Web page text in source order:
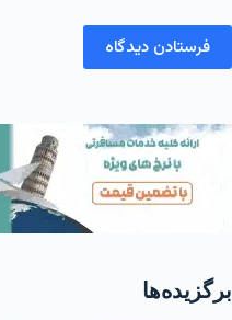
فرستادن دیدگاه
برگزیده‌ها